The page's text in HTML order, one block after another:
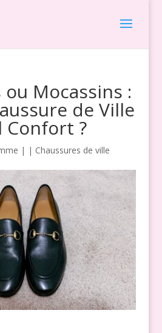
Mocassins :
de Ville
Confort ?
| | Chaussures de ville